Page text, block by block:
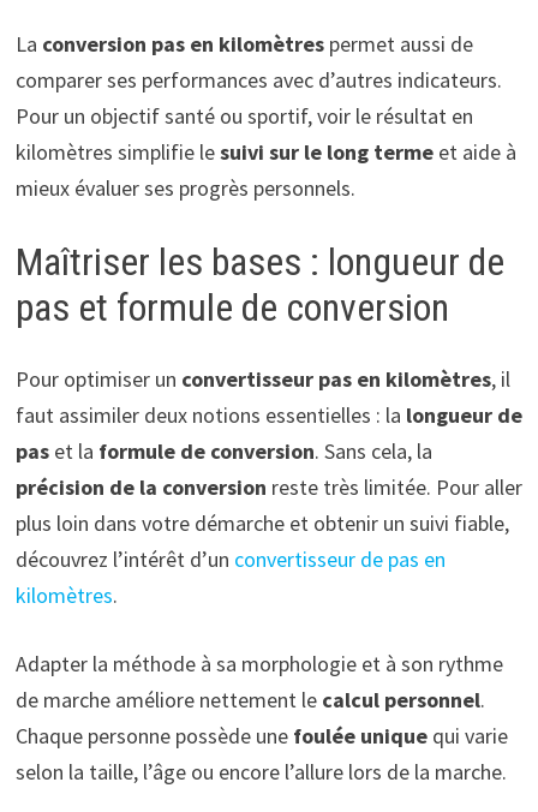
La conversion pas en kilomètrespermet aussi de
comparer ses performances avec d’autres indicateurs.
Pour un objectif santé ou sportif, voir le résultat en
kilomètres simplifie lesuivi sur le long termeet aide à
mieux évaluer ses progrès personnels.
Maîtriser les bases : longueur de
pas et formule de conversion
Pour optimiser un convertisseur pas en kilomètres, il
faut assimiler deux notions essentielles : la longueur de
paset la formule de conversion. Sans cela, la
précision de la conversion reste très limitée. Pour aller
plus loin dans votre démarche et obtenir un suivi fiable,
découvrez l’intérêt d’un convertisseur de pas en
kilomètres.
Adapter la méthode à sa morphologie et à son rythme
de marche améliore nettement le calcul personnel.
Chaque personne possède une foulée uniquequi varie
selon la taille, l’âge ou encore l’allure lors de la marche.